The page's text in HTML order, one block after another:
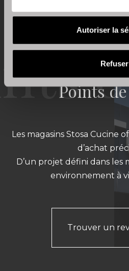
Autoriser la
Refuser
Points
Les magasins Stosa Cucine
d’achat
D’un projet défini dans les
environnement à
Trouver un